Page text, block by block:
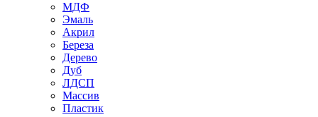
МДФ
Эмаль
Акрил
Береза
Дерево
Дуб
ЛДСП
Массив
Пластик